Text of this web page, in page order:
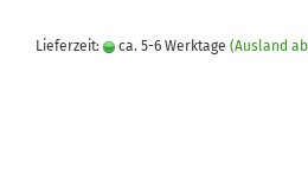
Lieferzeit: ca. 5-6 Werktage (Ausland